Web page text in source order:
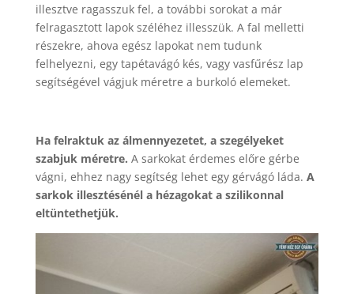
illesztve ragasszuk fel, a további sorokat a már
felragasztott lapok széléhez illesszük. A fal melletti
részekre, ahova egész lapokat nem tudunk
felhelyezni, egy tapétavágó kés, vagy vasfűrész lap
segítségével vágjuk méretre a burkoló elemeket.
Ha felraktuk az álmennyezetet, a szegélyeket
szabjuk méretre. A sarkokat érdemes előre gérbe
vágni, ehhez nagy segítség lehet egy gérvágó láda. A
sarkok illesztésénél a hézagokat a szilikonnal
eltüntethetjük.